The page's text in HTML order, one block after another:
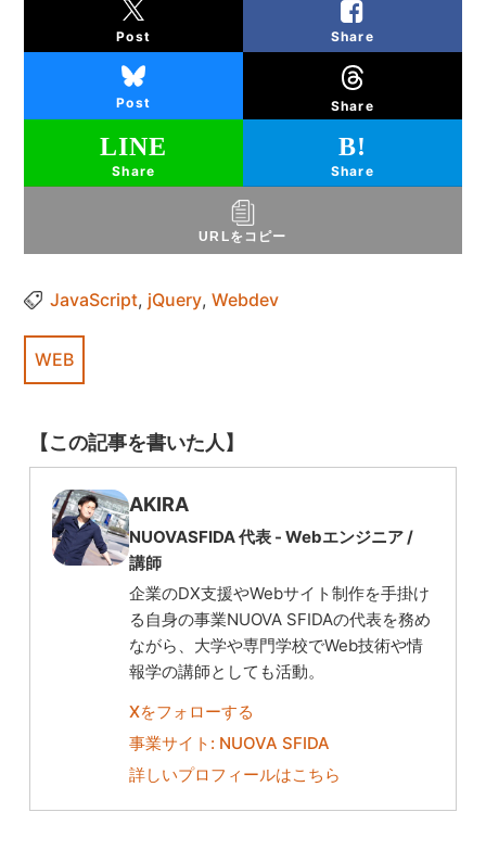
Post Share
Post Share
Share Share
URLをコピー
JavaScript, jQuery,Webdev
WEB
【この記事を書いた人】
AKIRA
NUOVASFIDA 代表 - Webエンジニア/
講師
企業のDX支援やWebサイト制作を手掛け
る自身の事業NUOVA SFIDAの代表を務め
ながら、大学や専門学校でWeb技術や情
報学の講師としても活動。
Xをフォローする
事業サイト: NUOVA SFIDA
詳しいプロフィールはこちら